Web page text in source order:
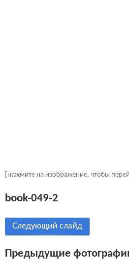
[нажмите на изображение, чтобы
book-049-2
Следующий слайд
Предыдущие